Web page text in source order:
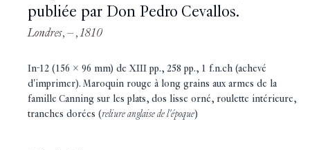
publiée par Don Pedro Cevallos.
Londres, – , 1810
In-12 (156 x 96 mm) de XIII pp., 258 pp., 1 f.n.ch (achevé
d'imprimer). Maroquin rouge à long grains aux armes de la
famille Canning sur les plats, dos lisse orné, roulette intérieure,
tranches dorées (reliure anglaise de l'époque)